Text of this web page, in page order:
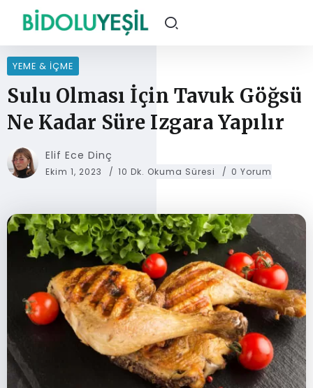
YEME & İÇME
Sulu Olması İçin Tavuk Göğsü
Ne Kadar Süre Izgara Yapılır
Elif Ece Dinç
Ekim 1, 2023 10 Dk. Okuma Süresi 0 Yorum